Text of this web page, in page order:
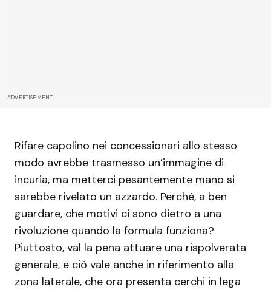
ADVERTISEMENT
Rifare capolino nei concessionari allo stesso
modo avrebbe trasmesso un’immagine di
incuria, ma metterci pesantemente mano si
sarebbe rivelato un azzardo. Perché, a ben
guardare, che motivi ci sono dietro a una
rivoluzione quando la formula funziona?
Piuttosto, val la pena attuare una rispolverata
generale, e ciò vale anche in riferimento alla
zona laterale, che ora presenta cerchi in lega